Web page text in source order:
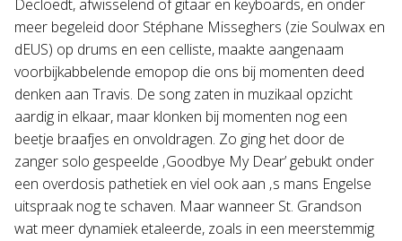
Decloedt, afwisselend of gitaar en keyboards, en onder
meer begeleid door Stéphane Misseghers (zie Soulwax en
dEUS) op drums en een celliste, maakte aangenaam
voorbijkabbelende emopop die ons bij momenten deed
denken aan Travis. De song zaten in muzikaal opzicht
aardig in elkaar, maar klonken bij momenten nog een
beetje braafjes en onvoldragen. Zo ging het door de
zanger solo gespeelde ‚Goodbye My Dear’ gebukt onder
een overdosis pathetiek en viel ook aan ‚s mans Engelse
uitspraak nog te schaven. Maar wanneer St. Grandson
wat meer dynamiek etaleerde, zoals in een meerstemmig